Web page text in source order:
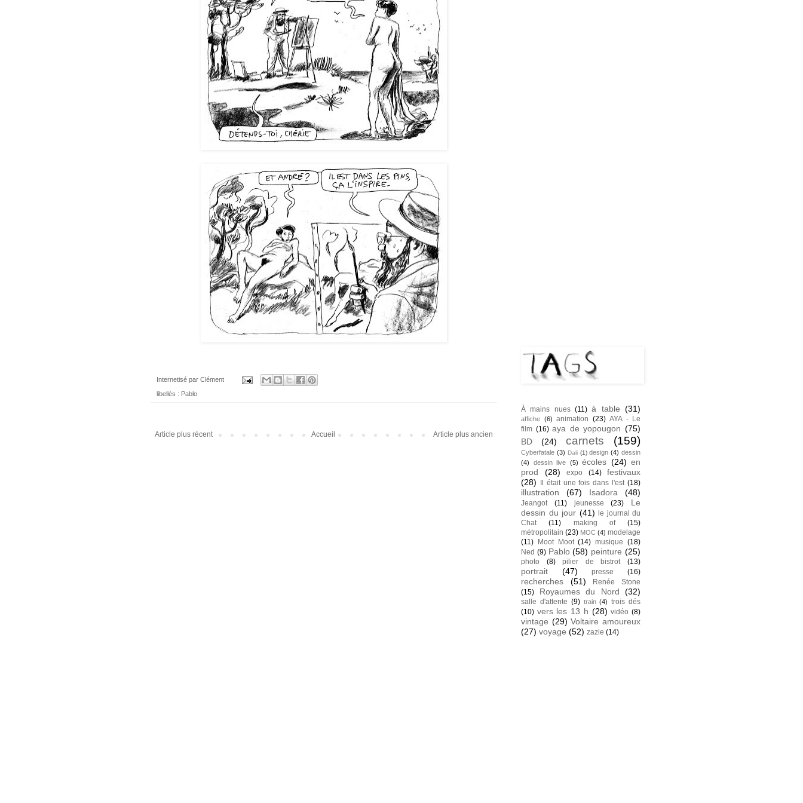
Internetisé par Clément
libellés : Pablo
Article plus récent Article plus ancien
Accueil
À mains nues (11) à table (31)
affiche (6) animation (23) AYA - Le
film (16) aya de yopougon (75)
BD
(24) carnets (159)
Cyberfatale (3) Dali (1) design (4) dessin
(4)
dessin live (5) écoles (24) en
prod
(28) expo (14)
festivaux
(28)
Il était une fois dans l'est (18)
illustration (67) Isadora (48)
Jeangot (11) jeunesse (23)
Le
dessin du jour (41)
le journal du
Chat
(11) making of
(15)
métropolitain (23) MOC (4) modelage
(11)
Moot Moot (14) musique (18)
Ned (9) Pablo (58) peinture (25)
photo (8) pilier de bistrot (13)
portrait (47) presse (16)
recherches (51)
Renée Stone
(15)
Royaumes du Nord (32)
salle d'attente (9) train (4)
trois dés
(10) vers les 13 h (28) vidéo (8)
vintage (29) Voltaire amoureux
(27) voyage (52) zazie (14)